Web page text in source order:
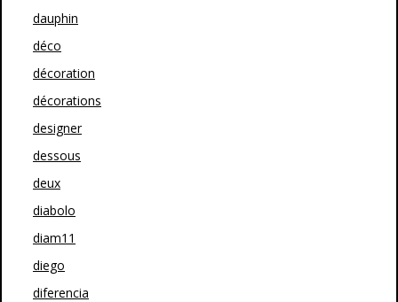
dauphin
déco
décoration
décorations
designer
dessous
deux
diabolo
diam11
diego
diferencia